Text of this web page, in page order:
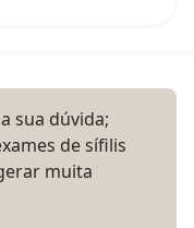
sua dúvida;
de sífilis
muita